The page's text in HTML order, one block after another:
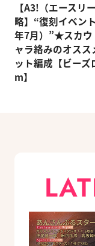
【A3!（エースリ
略】“復刻イベン
年7月）”★スカウ
ャラ絡みのオスス
ット編成【ビーズ
m】